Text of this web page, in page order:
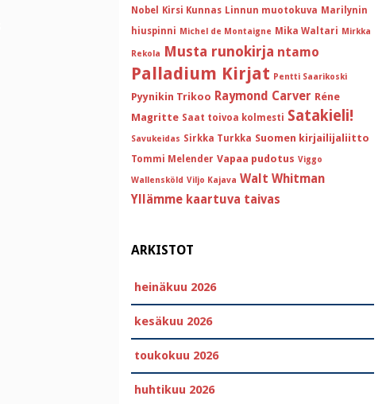
Nobel
Kirsi Kunnas Linnun muotokuva Marilynin
hiuspinni Michel de Montaigne Mika Waltari Mirkka
Rekola Musta runokirja ntamo
Palladium Kirjat Pentti Saarikoski
Pyynikin Trikoo Raymond Carver Réne
Magritte Saat toivoa kolmesti Satakieli!
Savukeidas Sirkka Turkka Suomen kirjailijaliitto
Tommi Melender Vapaa pudotus Viggo
Wallensköld Viljo Kajava Walt Whitman
Yllämme kaartuva taivas
ARKISTOT
heinäkuu 2026
kesäkuu 2026
toukokuu 2026
huhtikuu 2026